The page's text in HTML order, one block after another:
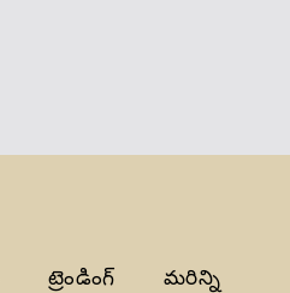
ట్రెండింగ్ మరిన్ని